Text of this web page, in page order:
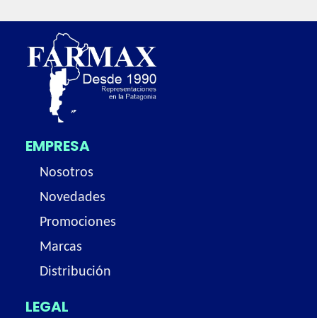
EMPRESA
Nosotros
Novedades
Promociones
Marcas
Distribución
LEGAL